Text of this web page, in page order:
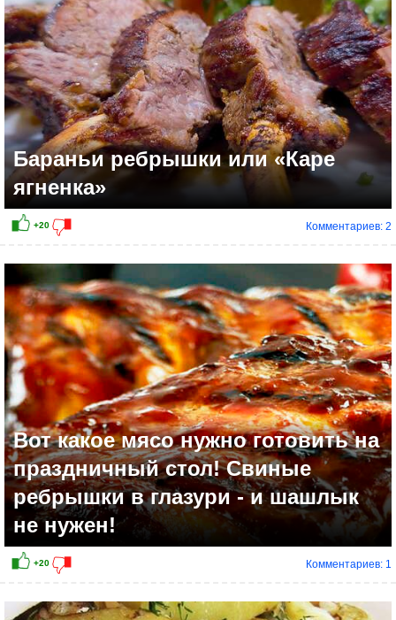
+5
Бараньи ребрышки или «Каре
ягненка»
Комментариев: 2
Вот какое мясо нужно готовить на
праздничный стол! Свиные
ребрышки в глазури - и шашлык
не нужен!
Комментариев: 1